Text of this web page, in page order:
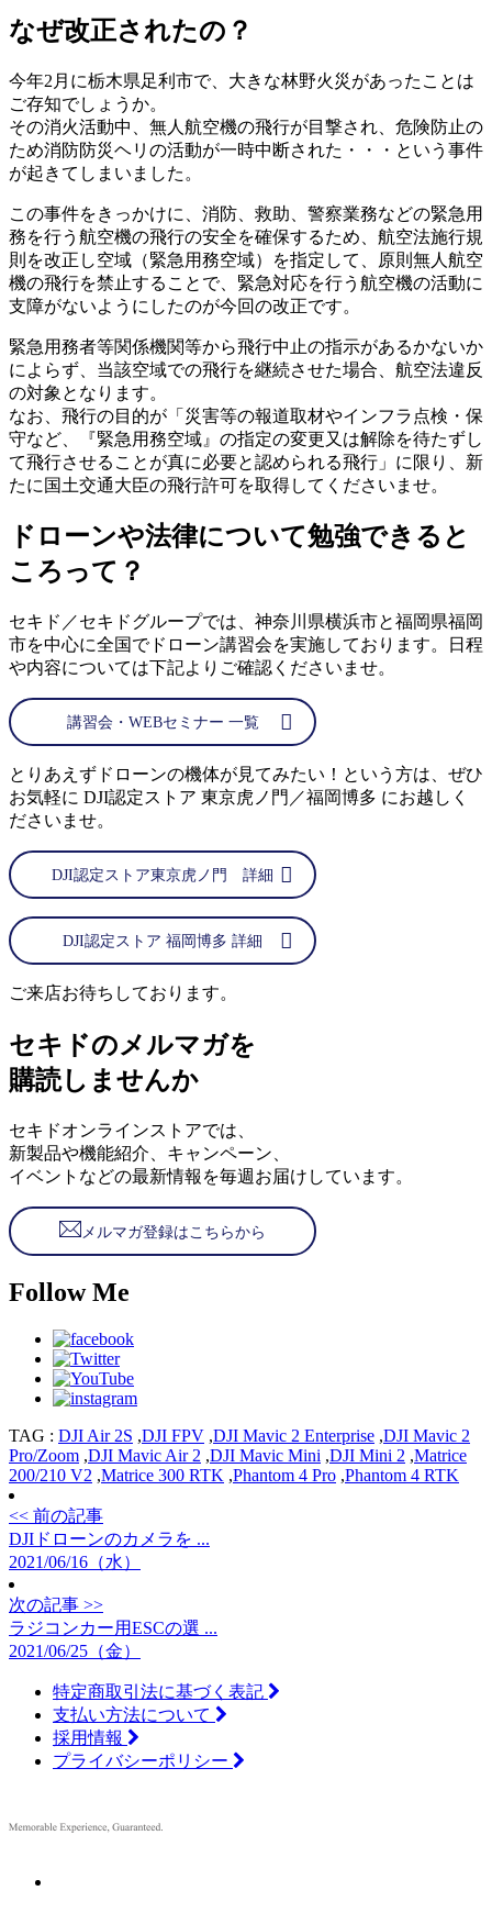
なぜ改正されたの？
今年2月に栃木県足利市で、大きな林野火災があったことは
ご存知でしょうか。
その消火活動中、無人航空機の飛行が目撃され、危険防止の
ため消防防災ヘリの活動が一時中断された・・・という事件
が起きてしまいました。
この事件をきっかけに、消防、救助、警察業務などの緊急用
務を行う航空機の飛行の安全を確保するため、航空法施行規
則を改正し空域（緊急用務空域）を指定して、原則無人航空
機の飛行を禁止することで、緊急対応を行う航空機の活動に
支障がないようにしたのが今回の改正です。
緊急用務者等関係機関等から飛行中止の指示があるかないか
によらず、当該空域での飛行を継続させた場合、航空法違反
の対象となります。
なお、飛行の目的が「災害等の報道取材やインフラ点検・保
守など、『緊急用務空域』の指定の変更又は解除を待たずし
て飛行させることが真に必要と認められる飛行」に限り、新
たに国土交通大臣の飛行許可を取得してくださいませ。
ドローンや法律について勉強できると
ころって？
セキド／セキドグループでは、神奈川県横浜市と福岡県福岡
市を中心に全国でドローン講習会を実施しております。日程
や内容については下記よりご確認くださいませ。
講習会・WEBセミナー 一覧
とりあえずドローンの機体が見てみたい！という方は、ぜひ
お気軽に DJI認定ストア 東京虎ノ門／福岡博多 にお越しく
ださいませ。
DJI認定ストア東京虎ノ門 詳細
DJI認定ストア 福岡博多 詳細
ご来店お待ちしております。
セキドのメルマガを
購読しませんか
セキドオンラインストアでは、
新製品や機能紹介、キャンペーン、
イベントなどの最新情報を毎週お届けしています。
メルマガ登録はこちらから
Follow Me
TAG : DJI Air 2S ,DJI FPV ,DJI Mavic 2 Enterprise ,DJI Mavic 2
Pro/Zoom ,DJI Mavic Air 2 ,DJI Mavic Mini ,DJI Mini 2 ,Matrice
200/210 V2 ,Matrice 300 RTK ,Phantom 4 Pro ,Phantom 4 RTK
<< 前の記事
DJIドローンのカメラを ...
2021/06/16（水）
次の記事 >>
ラジコンカー用ESCの選 ...
2021/06/25（金）
特定商取引法に基づく表記
支払い方法について
採用情報
プライバシーポリシー